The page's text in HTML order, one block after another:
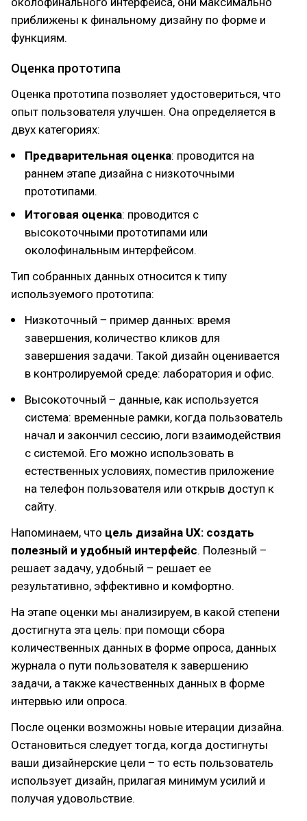
приближены к финальному дизайну по форме и
функциям.
Оценка прототипа
Оценка прототипа позволяет удостовериться, что
опыт пользователя улучшен. Она определяется в
двух категориях:
Предварительная оценка: проводится на
раннем этапе дизайна с низкоточными
прототипами.
Итоговая оценка: проводится с
высокоточными прототипами или
околофинальным интерфейсом.
Тип собранных данных относится к типу
используемого прототипа:
Низкоточный ‒ пример данных: время
завершения, количество кликов для
завершения задачи. Такой дизайн оценивается
в контролируемой среде: лаборатория и офис.
Высокоточный ‒ данные, как используется
система: временные рамки, когда пользователь
начал и закончил сессию, логи взаимодействия
с системой. Его можно использовать в
естественных условиях, поместив приложение
на телефон пользователя или открыв доступ к
сайту.
Напоминаем, что цель дизайна UX: создать
полезный и удобный интерфейс. Полезный ‒
решает задачу, удобный ‒ решает ее
результативно, эффективно и комфортно.
На этапе оценки мы анализируем, в какой степени
достигнута эта цель: при помощи сбора
количественных данных в форме опроса, данных
журнала о пути пользователя к завершению
задачи, а также качественных данных в форме
интервью или опроса.
После оценки возможны новые итерации дизайна.
Остановиться следует тогда, когда достигнуты
ваши дизайнерские цели ‒ то есть пользователь
использует дизайн, прилагая минимум усилий и
получая удовольствие.